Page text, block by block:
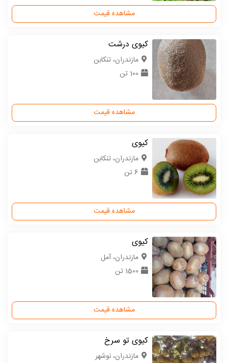
مشاهده قیمت
کیوی درشت
مازندران، تنکابن
100 تن
مشاهده قیمت
کیوی
مازندران، تنکابن
6 تن
مشاهده قیمت
کیوی
مازندران، آمل
1500 تن
مشاهده قیمت
کیوی تو سرخ
مازندران، نوشهر